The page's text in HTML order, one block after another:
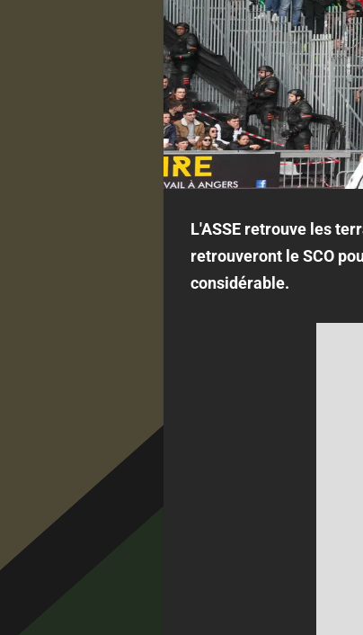
L'ASSE retrouve les
retrouveront le SCO
considérable.